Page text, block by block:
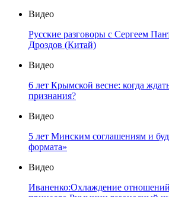
Видео
Русские разговоры с Сергеем
Дроздов (Китай)
Видео
6 лет Крымской весне: когда
признания?
Видео
5 лет Минским соглашениям и
формата»
Видео
Иваненко:Охлаждение